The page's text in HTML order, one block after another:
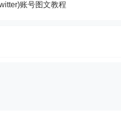
账号图文教程